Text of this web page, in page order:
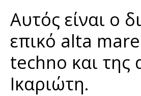
Αυτός είναι ο
επικό alta
techno και της
Ικαριώτη.